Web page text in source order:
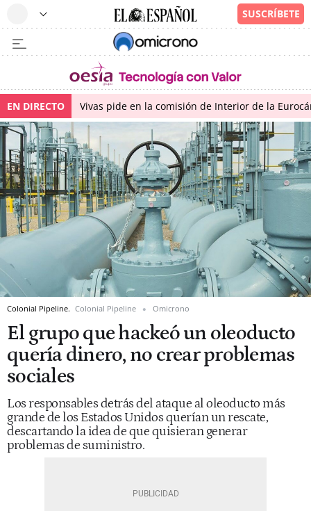
EN DIRECTO Vivas pide en la comisión de Interior de la
Colonial Pipeline. Colonial Pipeline Omicrono
El grupo que hackeó un oleoducto
quería dinero, no crear problemas
sociales
Los responsables detrás del ataque al oleoducto más
grande de los Estados Unidos querían un rescate,
descartando la idea de que quisieran generar
problemas de suministro.